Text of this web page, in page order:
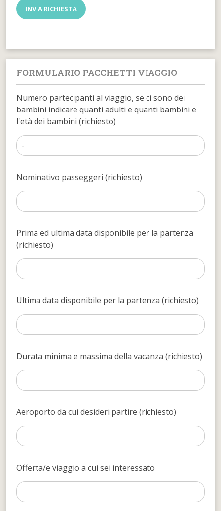
FORMULARIO PACCHETTI VIAGGIO
Numero partecipanti al viaggio, se ci sono dei
bambini indicare quanti adulti e quanti bambini e
l'età dei bambini (richiesto)
Nominativo passeggeri (richiesto)
Prima ed ultima data disponibile per la partenza
(richiesto)
Ultima data disponibile per la partenza (richiesto)
Durata minima e massima della vacanza (richiesto)
Aeroporto da cui desideri partire (richiesto)
Offerta/e viaggio a cui sei interessato